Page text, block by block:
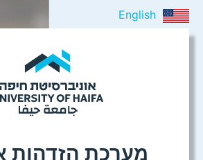
מערכת הזדהות